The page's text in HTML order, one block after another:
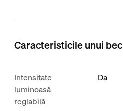
Caracteristicile unui bec
Intensitate
luminoasă
reglabilă
Da